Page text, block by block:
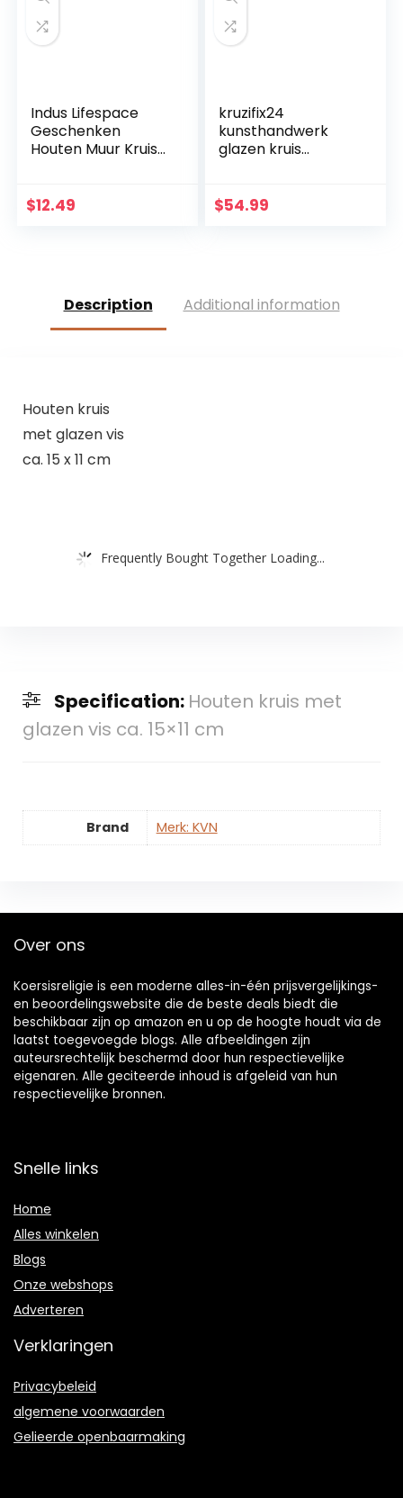
Indus Lifespace
Geschenken
Houten Muur Kruis
met Hand
Lichtgewicht
$12.49
kruzifix24
kunsthandwerk
glazen kruis
aquamarijn goud
$54.99
Description Additional information
Houten kruis
met glazen vis
ca. 15 x 11 cm
Frequently Bought Together Loading...
Specification: Houten kruis met
glazen vis ca. 15×11 cm
Brand Merk: KVN
Over ons
Koersisreligie is een moderne alles-in-één prijsvergelijkings-
en beoordelingswebsite die de beste deals biedt die
beschikbaar zijn op amazon en u op de hoogte houdt via de
laatst toegevoegde blogs. Alle afbeeldingen zijn
auteursrechtelijk beschermd door hun respectievelijke
eigenaren. Alle geciteerde inhoud is afgeleid van hun
respectievelijke bronnen.
Snelle links
Home
Alles winkelen
Blogs
Onze webshops
Adverteren
Verklaringen
Privacybeleid
algemene voorwaarden
Gelieerde openbaarmaking